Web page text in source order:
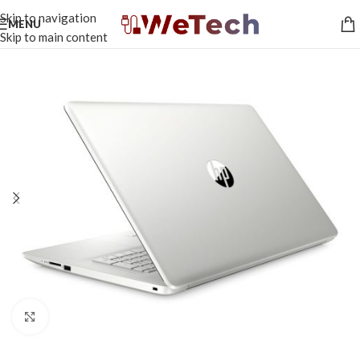
Skip to navigation
Skip to main content
MENU